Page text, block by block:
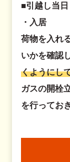
■引越し当日
・入居
荷物を入れ
いかを確認し
くようにし
ガスの開栓
を行ってお